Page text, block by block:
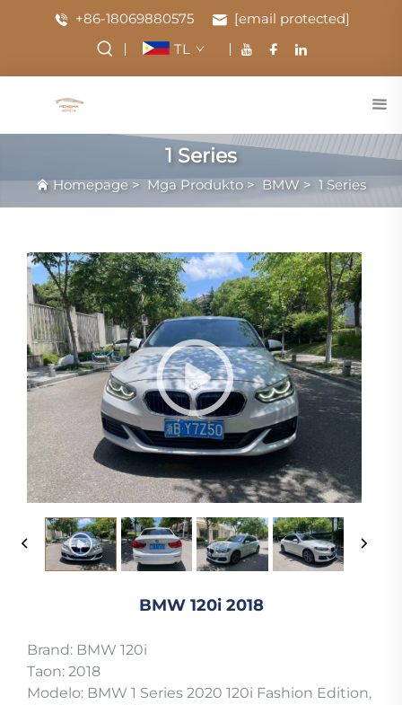
+86-18069880575
[email protected]
TL
1 Series
Homepage > Mga Produkto > BMW > 1 Series
BMW 120i 2018
Brand: BMW 120i
Taon: 2018
Modelo: BMW 1 Series 2020 120i Fashion Edition,